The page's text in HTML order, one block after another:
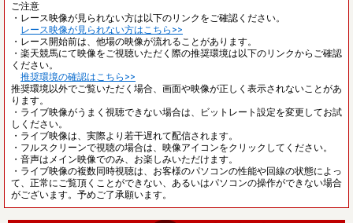
ご注意
・レース映像が見られない方は以下のリンクをご確認ください。
レース映像が見られない方はこちら>>
・レース開始前は、他場の映像が流れることがあります。
・楽天競馬にて映像をご視聴いただく際の推奨環境は以下のリンクからご確認
ください。
推奨環境の確認はこちら>>
推奨環境以外でご覧いただく場合、画面や映像が正しく表示されないことがあ
ります。
・ライブ映像がうまく視聴できない場合は、ビットレート設定を変更してお試
しください。
・ライブ映像は、実際より若干遅れて配信されます。
・フルスクリーンで視聴の場合は、映像アイコンをクリックしてください。
・音声はメイン映像でのみ、お楽しみいただけます。
・ライブ映像の複数同時視聴は、お客様のパソコンの性能や回線の状態によっ
て、正常にご覧頂くことができない、あるいはパソコンの操作ができない場合
がございます。予めご了承願います。